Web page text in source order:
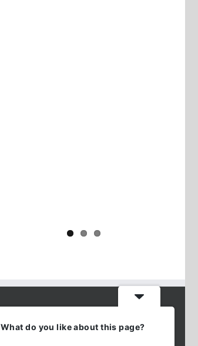
What do you like about this page?